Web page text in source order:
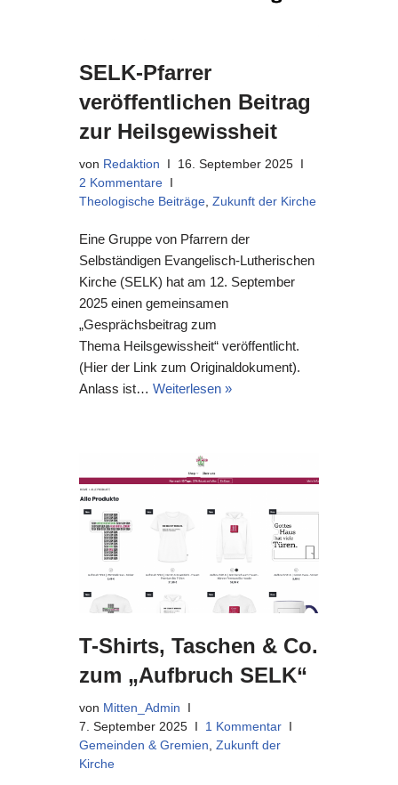
SELK-Pfarrer
veröffentlichen Beitrag
zur Heilsgewissheit
von Redaktion
16. September 2025
2 Kommentare
Theologische Beiträge, Zukunft der Kirche
Eine Gruppe von Pfarrern der
Selbständigen Evangelisch-Lutherischen
Kirche (SELK) hat am 12. September
2025 einen gemeinsamen
„Gesprächsbeitrag zum
Thema Heilsgewissheit“ veröffentlicht.
(Hier der Link zum Originaldokument).
Anlass ist… Weiterlesen »
T-Shirts, Taschen & Co.
zum „Aufbruch SELK“
von Mitten_Admin
7. September 2025
1 Kommentar
Gemeinden & Gremien, Zukunft der
Kirche